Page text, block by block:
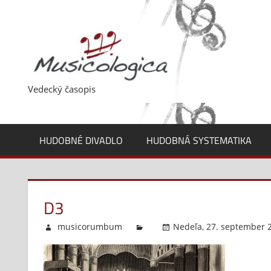
Vedecký časopis
HUDOBNÉ DIVADLO HUDOBNÁ SYSTEMATIKA
D3
musicorumbum Nedeľa, 27. september